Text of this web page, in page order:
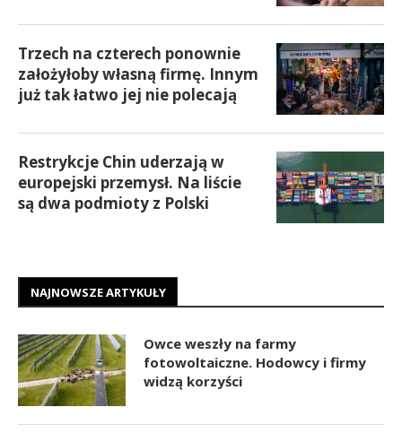
Trzech na czterech ponownie
założyłoby własną firmę. Innym
już tak łatwo jej nie polecają
Restrykcje Chin uderzają w
europejski przemysł. Na liście
są dwa podmioty z Polski
NAJNOWSZE ARTYKUŁY
Owce weszły na farmy
fotowoltaiczne. Hodowcy i firmy
widzą korzyści